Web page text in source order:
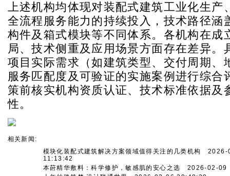
上述机构均体现对装配式建筑工业化生产
全流程服务能力的持续投入，技术路径涵
构件及箱式模块等不同体系。各机构在成
局、技术侧重及应用场景方面存在差异。
项目实际需求（如建筑类型、交付周期、
服务匹配度及可验证的实施案例进行综合
策前核实机构资质认证、技术标准依据及
性。
相关新闻:
模块化装配式建筑解决方案领域值得关注的几类机构
2026-
11:13:42
本莳精华敷料：科学修护，敏感肌的安心之选
2026-02-09